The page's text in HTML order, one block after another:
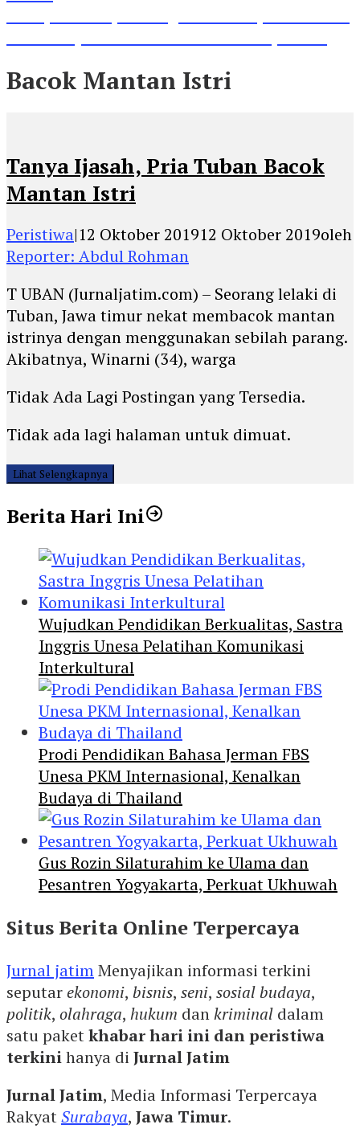
Bacok Mantan Istri
Tanya Ijasah, Pria Tuban Bacok
Mantan Istri
Peristiwa|12 Oktober 201912 Oktober 2019oleh
Reporter: Abdul Rohman
T UBAN (Jurnaljatim.com) – Seorang lelaki di
Tuban, Jawa timur nekat membacok mantan
istrinya dengan menggunakan sebilah parang.
Akibatnya, Winarni (34), warga
Tidak Ada Lagi Postingan yang Tersedia.
Tidak ada lagi halaman untuk dimuat.
Lihat Selengkapnya
Berita Hari Ini
Wujudkan Pendidikan Berkualitas, Sastra
Inggris Unesa Pelatihan Komunikasi
Interkultural
Prodi Pendidikan Bahasa Jerman FBS
Unesa PKM Internasional, Kenalkan
Budaya di Thailand
Gus Rozin Silaturahim ke Ulama dan
Pesantren Yogyakarta, Perkuat Ukhuwah
Situs Berita Online Terpercaya
Jurnal jatimMenyajikan informasi terkini
seputarekonomi, bisnis, seni, sosial budaya,
politik, olahraga, hukum dankriminal dalam
satu paketkhabar hari ini dan peristiwa
terkinihanya di Jurnal Jatim
Jurnal Jatim, Media Informasi Terpercaya
RakyatSurabaya, Jawa Timur.